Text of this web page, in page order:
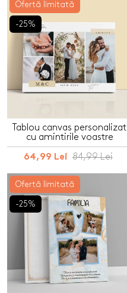
Ofertă limitată
-25%
Tablou canvas personalizat
cu amintirile voastre
64,99 Lei 84,99 Lei
Ofertă limitată
-25%